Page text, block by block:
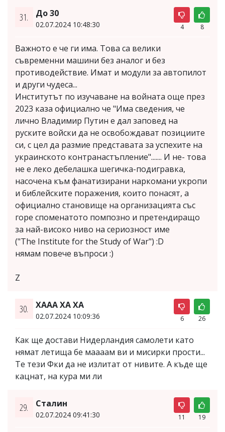
31. До 30
02.07.2024 10:48:30 4 8
Важното е че ги има. Това са велики
съвременни машини без аналог и без
противодействие. Имат и модули за автопилот
и други чудеса...
Институтът по изучаване на войната още през
2023 каза официално че "Има сведения, че
лично Владимир Путин е дал заповед на
руските войски да не освобождават позициите
си, с цел да размие представата за успехите на
украинското контранастъпление"....... И не- това
не е леко дебелашка шегичка-подигравка,
насочена към фанатизирани наркомани укропи
и библейските поражения, които понасят, а
официално становище на организацията със
горе споменатото помпозно и претендиращо
за най-високо ниво на сериозност име
("The Institute for the Study of War") :D
нямам повече въпроси :)
Z
30. ХААА ХА ХА
02.07.2024 10:09:36 6 26
Как ще достави Нидерландия самолети като
нямат летища бе маааам ви и мисирки прости...
Те тези Фки да не излитат от нивите. А къде ще
кацнат, на кура ми ли
29. Сталин
02.07.2024 09:41:30 11 19